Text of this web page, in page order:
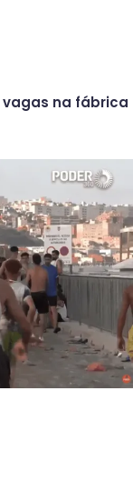
vagas na fábrica